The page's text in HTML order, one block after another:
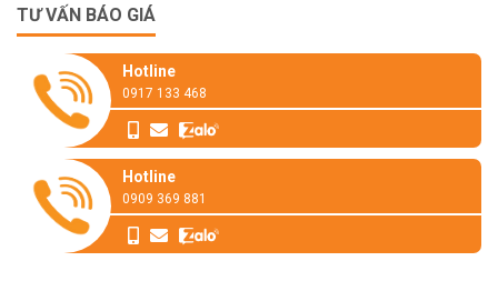
TƯ VẤN BÁO GIÁ
Hotline
0917 133 468
Hotline
0909 369 881